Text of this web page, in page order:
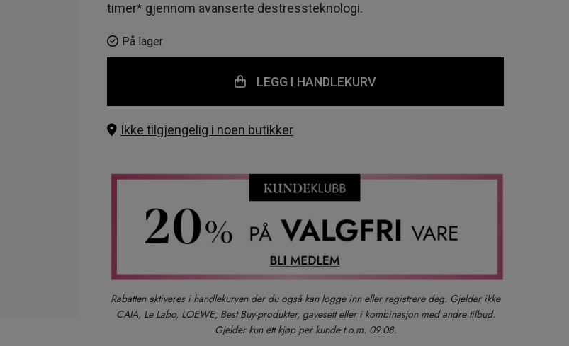
timer* gjennom avanserte destressteknologi.
På lager
LEGG I HANDLEKURV
Ikke tilgjengelig i noen butikker
Rabatten aktiveres i handlekurven der du også kan logge inn eller registrere deg. Gjelder ikke
CAIA, Le Labo, LOEWE, Best Buy-produkter, gavesett eller i kombinasjon med andre tilbud.
Gjelder kun ett kjøp per kunde t.o.m. 09.08.